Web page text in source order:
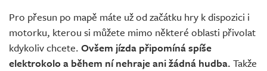
Pro přesun po mapě máte už od začátku hry k dispozici i
motorku, kterou si můžete mimo některé oblasti přivolat
kdykoliv chcete. Ovšem jízda připomíná spíše
elektrokolo a během ní nehraje ani žádná hudba. Takže